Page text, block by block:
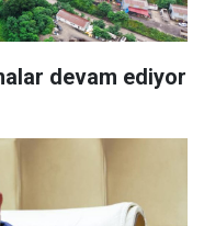
devam ediyor